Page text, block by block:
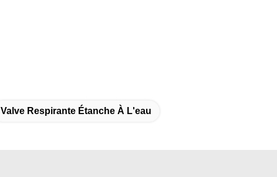
Valve Respirante Étanche À L'eau